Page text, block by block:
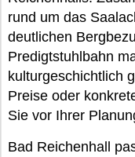
rund um das
deutlichen
Predigtstuhlbahn
kulturgeschichtlich
Preise oder
Sie vor Ihrer
Bad Reichenhall